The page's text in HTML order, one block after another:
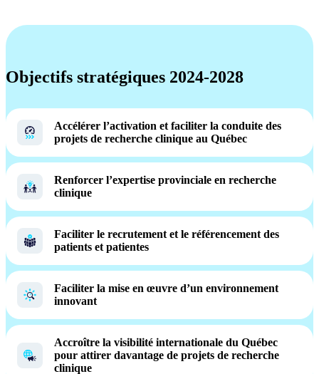
Objectifs stratégiques 2024-2028
​Accélérer l’activation et faciliter la conduite des
projets de recherche clinique au Québec
Renforcer l’expertise provinciale en recherche
clinique
​Faciliter le recrutement et le référencement des
patients et patientes
​Faciliter la mise en œuvre d’un environnement
innovant
​Accroître la visibilité internationale du Québec
pour attirer davantage de projets de recherche
clinique